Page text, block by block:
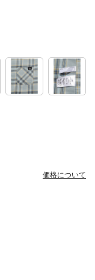
価格について